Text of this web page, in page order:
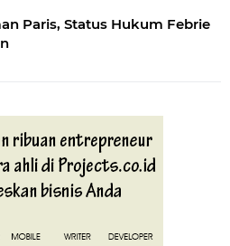
Paris, Status Hukum Febrie